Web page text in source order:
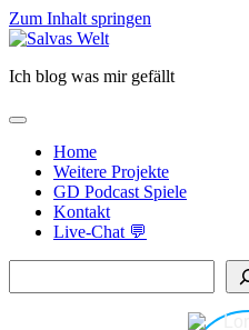
Zum Inhalt springen
Salvas
Ich blog was mir gefällt
open
primary
menu Home
Weitere Projekte
GD Podcast Spiele
Kontakt
Live-Chat 💬